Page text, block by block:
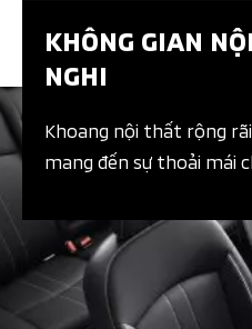
KHÔNG GIAN
NGHI​
Khoang nội thất rộng
mang đến sự thoải mái